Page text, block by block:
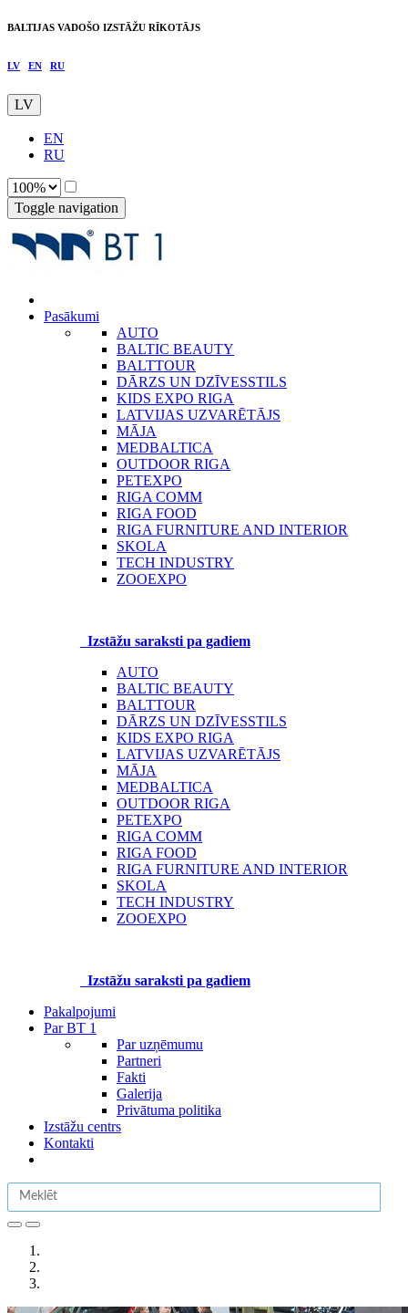
BALTIJAS VADOŠO IZSTĀŽU RĪKOTĀJS
LV EN RU
LV
EN
RU
Toggle navigation
Pasākumi
AUTO
BALTIC BEAUTY
BALTTOUR
DĀRZS UN DZĪVESSTILS
KIDS EXPO RIGA
LATVIJAS UZVARĒTĀJS
MĀJA
MEDBALTICA
OUTDOOR RIGA
PETEXPO
RIGA COMM
RIGA FOOD
RIGA FURNITURE AND INTERIOR
SKOLA
TECH INDUSTRY
ZOOEXPO
Izstāžu saraksti pa gadiem
AUTO
BALTIC BEAUTY
BALTTOUR
DĀRZS UN DZĪVESSTILS
KIDS EXPO RIGA
LATVIJAS UZVARĒTĀJS
MĀJA
MEDBALTICA
OUTDOOR RIGA
PETEXPO
RIGA COMM
RIGA FOOD
RIGA FURNITURE AND INTERIOR
SKOLA
TECH INDUSTRY
ZOOEXPO
Izstāžu saraksti pa gadiem
Pakalpojumi
Par BT 1
Par uzņēmumu
Partneri
Fakti
Galerija
Privātuma politika
Izstāžu centrs
Kontakti